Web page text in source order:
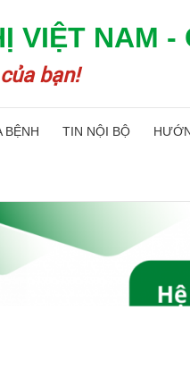
VIỆT NAM -
bạn!
BỆNH TIN NỘI BỘ